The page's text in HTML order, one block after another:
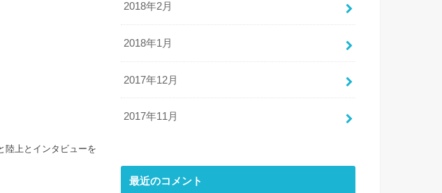
陸上とインタビューを
2018年2月
2018年1月
2017年12月
2017年11月
最近のコメント